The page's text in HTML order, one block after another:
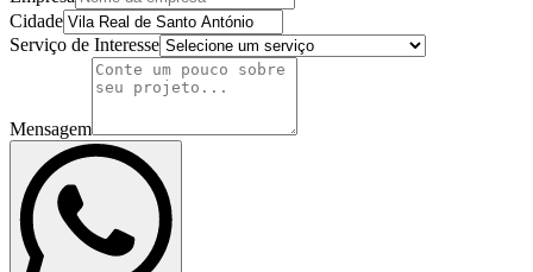
Cidade
Serviço de Interesse
Mensagem